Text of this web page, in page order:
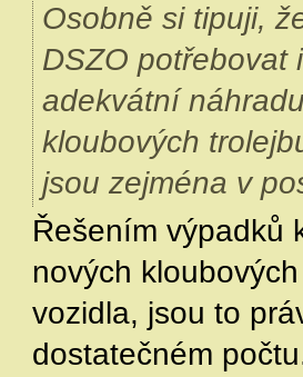
Osobně si tipuji,
DSZO potřebovat
adekvátní
kloubových
jsou zejména v
Řešením výpadků
nových
vozidla, jsou to
dostatečném